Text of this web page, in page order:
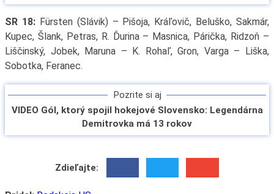
SR 18:Fürsten (Slávik) – Pišoja, Kráľovič, Beluško, Sakmár,
Kupec, Šlank, Petras, R. Ďurina – Masnica, Párička, Ridzoň –
Liščinský, Jobek, Maruna – K. Rohaľ, Gron, Varga – Liška,
Sobotka, Feranec.
Pozrite si aj
VIDEO Gól, ktorý spojil hokejové Slovensko: Legendárna
Demitrovka má 13 rokov
Zdieľajte: